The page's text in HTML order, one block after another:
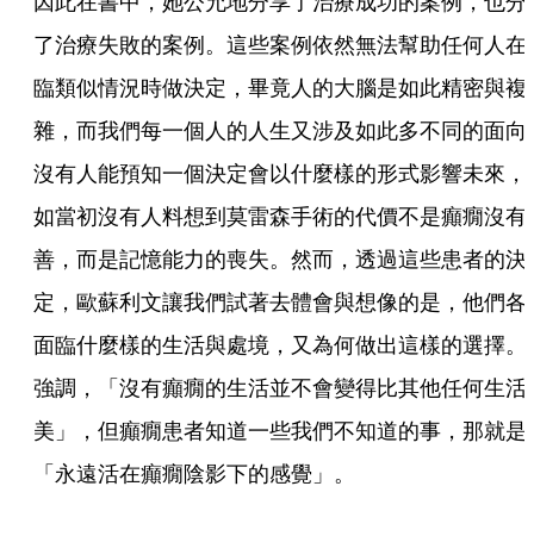
了治療失敗的案例。這些案例依然無法幫助任何人在
臨類似情況時做決定，畢竟人的大腦是如此精密與複
雜，而我們每一個人的人生又涉及如此多不同的面向
沒有人能預知一個決定會以什麼樣的形式影響未來，
如當初沒有人料想到莫雷森手術的代價不是癲癇沒有
善，而是記憶能力的喪失。然而，透過這些患者的決
定，歐蘇利文讓我們試著去體會與想像的是，他們各
面臨什麼樣的生活與處境，又為何做出這樣的選擇。
強調，「沒有癲癇的生活並不會變得比其他任何生活
美」，但癲癇患者知道一些我們不知道的事，那就是
「永遠活在癲癇陰影下的感覺」。